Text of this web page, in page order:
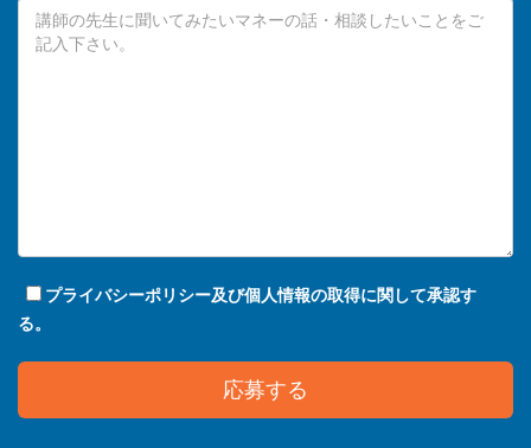
プライバシーポリシー及び個人情報の取得に関して承認す
る。